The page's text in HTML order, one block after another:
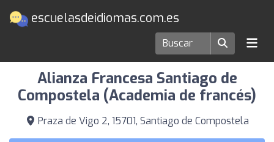
escuelasdeidiomas.com.es
Escuelas de idiomas en Santiago de Compostela
Alianza Francesa Santiago de
Compostela (Academia de francés)
Praza de Vigo 2, 15701, Santiago de Compostela